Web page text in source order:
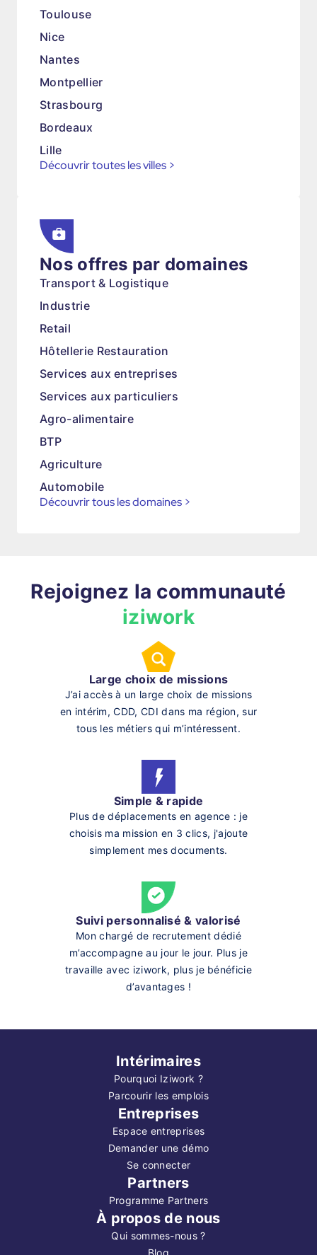
Toulouse
Nice
Nantes
Montpellier
Strasbourg
Bordeaux
Lille
Découvrir toutes les villes >
Nos offres par domaines
Transport & Logistique
Industrie
Retail
Hôtellerie Restauration
Services aux entreprises
Services aux particuliers
Agro-alimentaire
BTP
Agriculture
Automobile
Découvrir tous les domaines >
Rejoignez la communauté
iziwork
Large choix de missions
J’ai accès à un large choix de missions
en intérim, CDD, CDI dans ma région, sur
tous les métiers qui m’intéressent.
Simple & rapide
Plus de déplacements en agence : je
choisis ma mission en 3 clics, j'ajoute
simplement mes documents.
Suivi personnalisé & valorisé
Mon chargé de recrutement dédié
m’accompagne au jour le jour. Plus je
travaille avec iziwork, plus je bénéficie
d’avantages !
Intérimaires
Pourquoi Iziwork ?
Parcourir les emplois
Entreprises
Espace entreprises
Demander une démo
Se connecter
Partners
Programme Partners
À propos de nous
Qui sommes-nous ?
Blog